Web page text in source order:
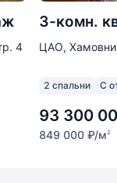
4
3-комн.
ЦАО,
2 спальни С
93 300
849 000 ₽/м2